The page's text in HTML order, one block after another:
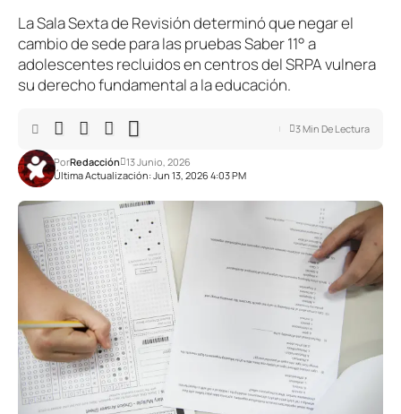
La Sala Sexta de Revisión determinó que negar el
cambio de sede para las pruebas Saber 11° a
adolescentes recluidos en centros del SRPA vulnera
su derecho fundamental a la educación.
Última Actualización: Jun 13, 2026 4:03 PM
PorRedacción 13 Junio, 2026
3 Min De Lectura